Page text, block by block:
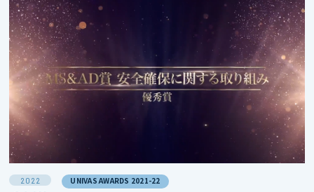
2022 UNIVAS AWARDS 2021-22